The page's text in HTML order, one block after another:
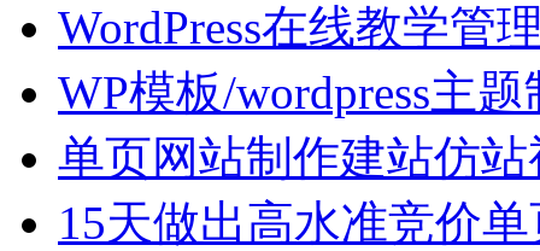
WordPress在线教学管
WP模板/wordpress主
单页网站制作建站仿站
15天做出高水准竞价